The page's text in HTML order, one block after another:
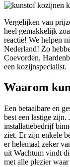
Vergelijken van
heel gemakkelijk
reactie! We helpen
Nederland! Zo
Coevorden,
een kozijnspecialist.
Waarom
Een betaalbare en
best een lastige zijn.
installatiebedrijf
ziet. Er zijn enkele
er helemaal zeker
uit Wachtum vindt
met alle plezier